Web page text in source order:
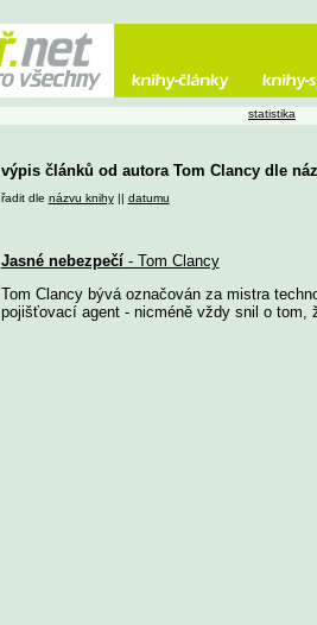
výpis článků od autora Tom Clancy dle
řadit dle názvu knihy|| datumu
Jasné nebezpečí- Tom Clancy
Tom Clancy bývá označován za mistra
pojišťovací agent - nicméně vždy snil o tom,
statistika